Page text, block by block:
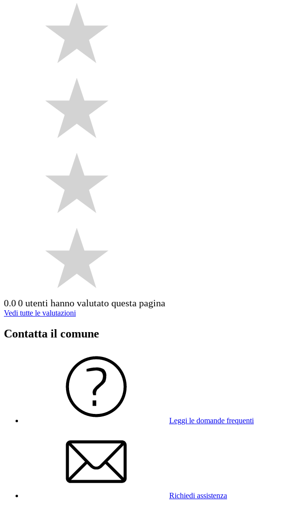
0.00 utenti hanno valutato questa pagina
Vedi tutte le valutazioni
Contatta il comune
Leggi le domande frequenti
Richiedi assistenza